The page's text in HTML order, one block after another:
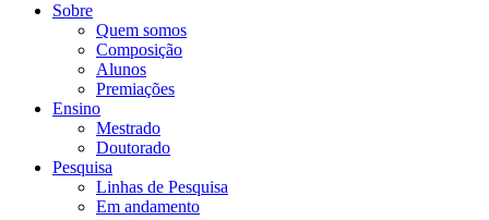
Sobre
Quem somos
Composição
Alunos
Premiações
Ensino
Mestrado
Doutorado
Pesquisa
Linhas de Pesquisa
Em andamento